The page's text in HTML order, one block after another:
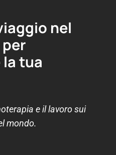
nel
tua
e il lavoro sui
mondo.